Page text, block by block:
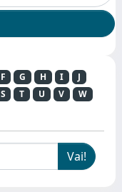
F G H I
J
S T U V
W